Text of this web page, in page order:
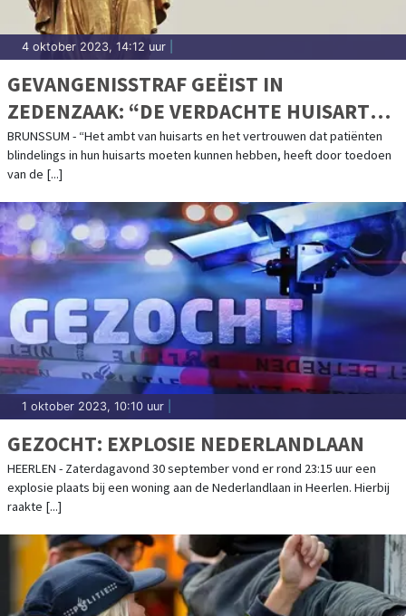
4 oktober 2023, 14:12 uur
GEVANGENISSTRAF GEËIST IN
ZEDENZAAK: “DE VERDACHTE HUISARTS
SCHAADT MET ZIJN HANDELEN NIET
ALLEEN ZIJN SLACHTOFFERS, MAAR DE
BRUNSSUM - “Het ambt van huisarts en het vertrouwen dat patiënten
blindelings in hun huisarts moeten kunnen hebben, heeft door toedoen
van de [...]
1 oktober 2023, 10:10 uur
GEZOCHT: EXPLOSIE NEDERLANDLAAN
HEERLEN - Zaterdagavond 30 september vond er rond 23:15 uur een
explosie plaats bij een woning aan de Nederlandlaan in Heerlen. Hierbij
raakte [...]